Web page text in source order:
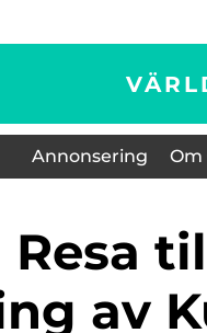
Annonsering Om
av